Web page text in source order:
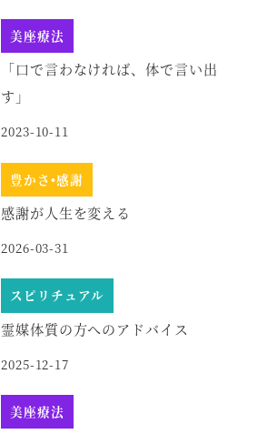
美座療法
「口で言わなければ、体で言い出
す」
2023-10-11
豊かさ•感謝
感謝が人生を変える
2026-03-31
スピリチュアル
霊媒体質の方へのアドバイス
2025-12-17
美座療法